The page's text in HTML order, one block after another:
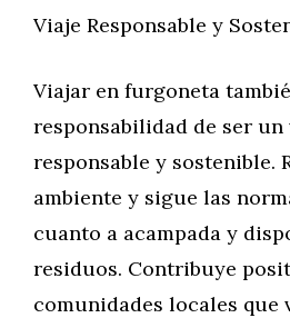
Viaje Responsable y
Viajar en furgoneta
responsabilidad de ser un
responsable y sostenible.
ambiente y sigue las
cuanto a acampada y
residuos. Contribuye
comunidades locales que